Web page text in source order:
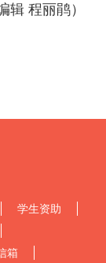
辑 程丽鹃）
学生资助
箱